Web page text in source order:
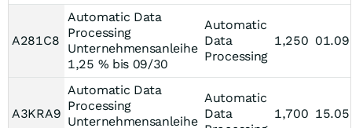
A281C8
Automatic Data
Processing
Unternehmensanleihe
1,25 % bis 09/30
Automatic
Data
Processing
1,250
A3KRA9
Automatic Data
Processing
Unternehmensanleihe
Automatic
Data
1,700